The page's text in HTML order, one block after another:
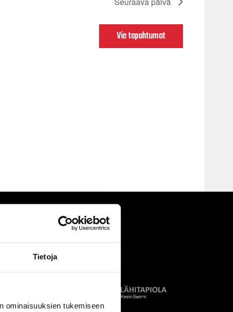
Tietoja
ominaisuuksien tukemiseen
Vie tapahtumat